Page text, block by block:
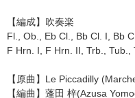
【編成】吹奏楽
Fl., Ob., Eb Cl., Bb Cl. I, Bb
F Hrn. I, F Hrn. II, Trb., Tub.,
【原曲】 Le Piccadilly
【編曲】 蓬田 梓(Azusa